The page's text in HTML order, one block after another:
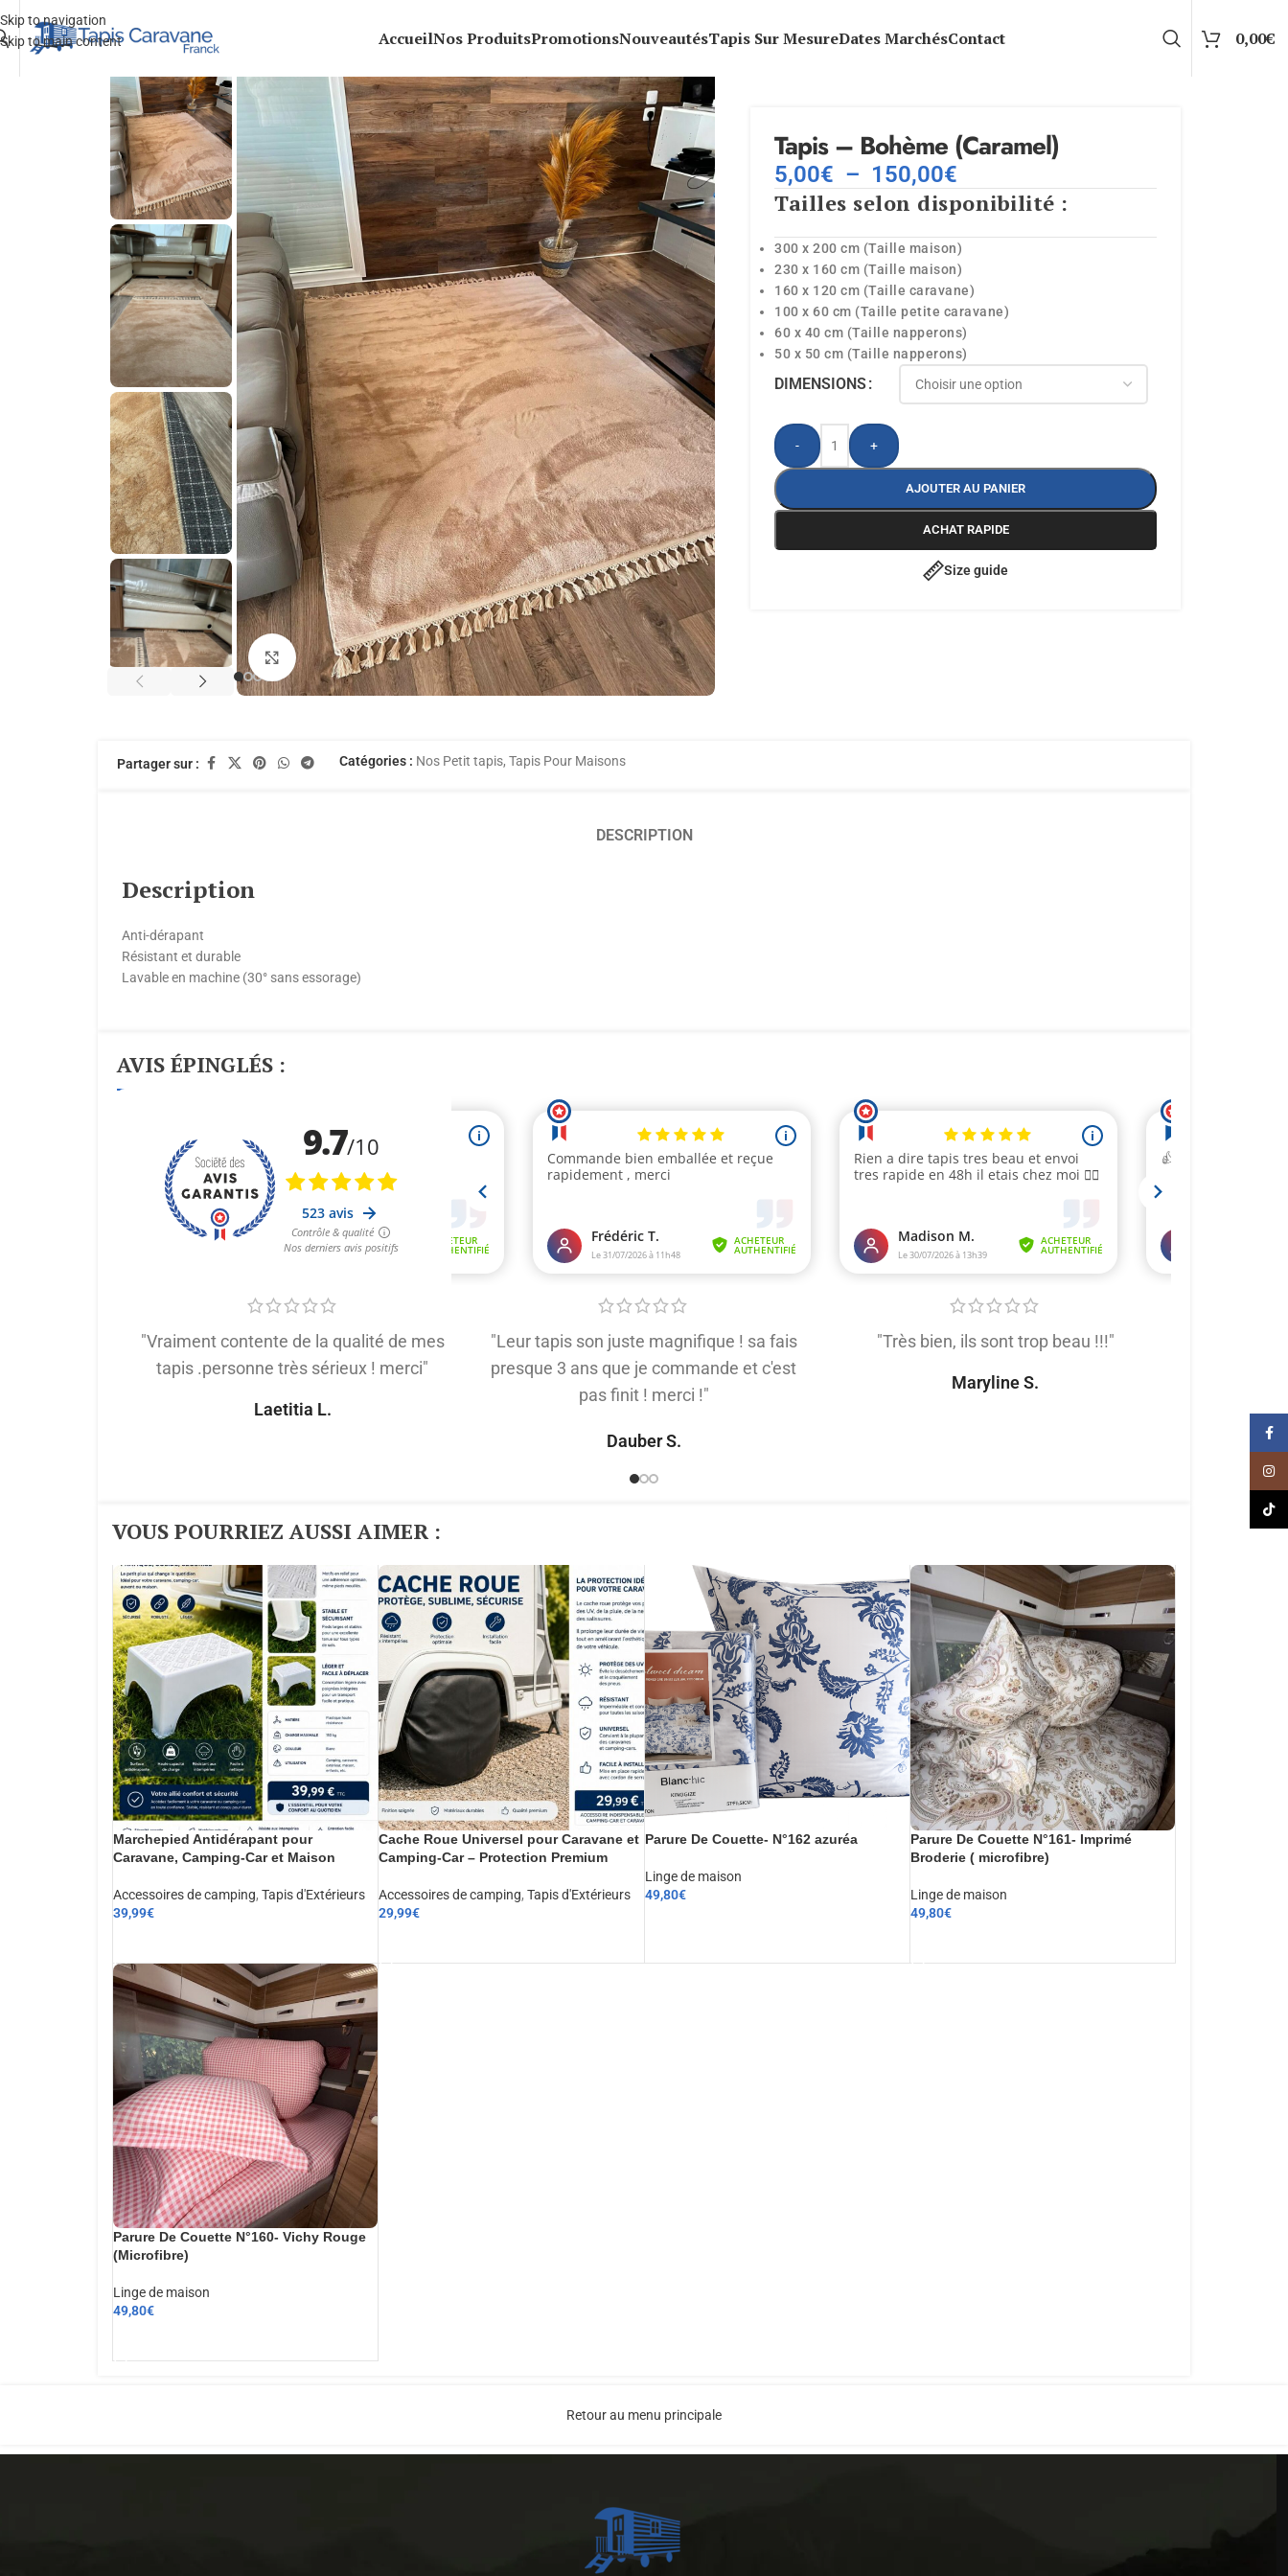
Skip to navigation
Skip to main content
AccueilNos ProduitsPromotionsNouveautésTapis Sur MesureDates MarchésContact 0,00€
Agrandir
Tapis – Bohème (Caramel)
5,00€ – 150,00€
Tailles selon disponibilité :
300 x 200 cm (Taille maison)
230 x 160 cm (Taille maison)
160 x 120 cm (Taille caravane)
100 x 60 cm (Taille petite caravane)
60 x 40 cm (Taille napperons)
50 x 50 cm (Taille napperons)
DIMENSIONS
- +
AJOUTER AU PANIER
ACHAT RAPIDE
Size guide
Partager sur : Catégories : Nos Petit tapis, Tapis Pour Maisons
DESCRIPTION
Description
Anti-dérapant
Résistant et durable
Lavable en machine (30° sans essorage)
AVIS ÉPINGLÉS :
"Vraiment contente de la qualité de mes
tapis .personne très sérieux ! merci"
Laetitia L.
"Leur tapis son juste magnifique ! sa fais
presque 3 ans que je commande et c'est
pas finit ! merci !"
Dauber S.
"Très bien, ils sont trop beau !!!"
Maryline S.
VOUS POURRIEZ AUSSI AIMER :​
Marchepied Antidérapant pour
Caravane, Camping-Car et Maison
Accessoires de camping, Tapis d'Extérieurs
39,99€
Cache Roue Universel pour Caravane et
Camping-Car – Protection Premium
Accessoires de camping, Tapis d'Extérieurs
29,99€
Parure De Couette- N°162 azuréa
Linge de maison
49,80€
Parure De Couette N°161- Imprimé
Broderie ( microfibre)
Linge de maison
49,80€
Parure De Couette N°160- Vichy Rouge
(Microfibre)
Linge de maison
49,80€
Retour au menu principale